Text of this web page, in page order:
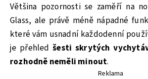
Většina pozornosti se zaměří na
Glass, ale právě méně nápadné
které vám usnadní každodenní
je přehledšesti skrytých
rozhodně neměli minout.
Reklama